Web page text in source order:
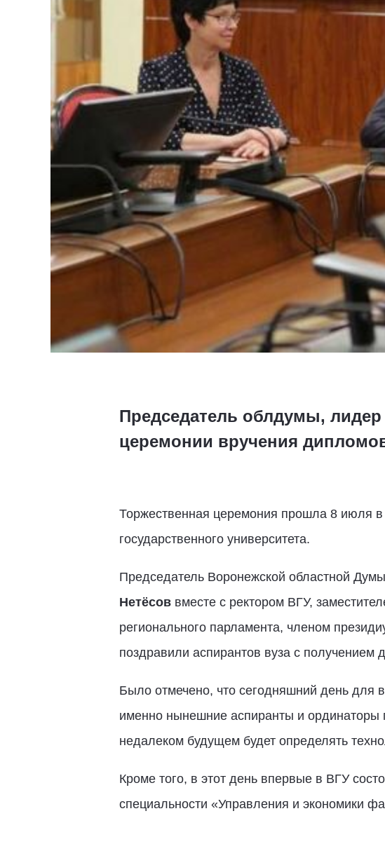
Председатель облдумы,
церемонии вручения
Торжественная церемония прошла 8 июля в
государственного университета.
Председатель Воронежской областной
Нетёсоввместе с ректором ВГУ,
регионального парламента, членом
поздравили аспирантов вуза с получением
Было отмечено, что сегодняшний день для
именно нынешние аспиранты и ординаторы
недалеком будущем будет определять
Кроме того, в этот день впервые в ВГУ
специальности «Управления и экономики